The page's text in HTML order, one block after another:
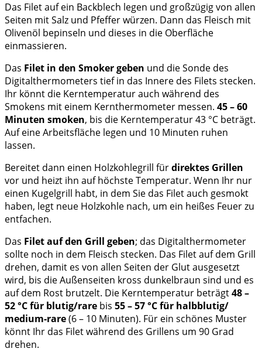
Das Filet auf ein Backblech legen und großzügig von allen
Seiten mit Salz und Pfeffer würzen. Dann das Fleisch mit
Olivenöl bepinseln und dieses in die Oberfläche
einmassieren.
Das Filet in den Smoker geben und die Sonde des
Digitalthermometers tief in das Innere des Filets stecken.
Ihr könnt die Kerntemperatur auch während des
Smokens mit einem Kernthermometer messen. 45 – 60
Minuten smoken, bis die Kerntemperatur 43 °C beträgt.
Auf eine Arbeitsfläche legen und 10 Minuten ruhen
lassen.
Bereitet dann einen Holzkohlegrill fürdirektes Grillen
vor und heizt ihn auf höchste Temperatur. Wenn Ihr nur
einen Kugelgrill habt, in dem Sie das Filet auch gesmokt
haben, legt neue Holzkohle nach, um ein heißes Feuer zu
entfachen.
Das Filet auf den Grill geben; das Digitalthermometer
sollte noch in dem Fleisch stecken. Das Filet auf dem Grill
drehen, damit es von allen Seiten der Glut ausgesetzt
wird, bis die Außenseiten kross dunkelbraun sind und es
auf dem Rost brutzelt. Die Kerntemperatur beträgt48 –
52 °C für blutig/rare bis 55 – 57 °C für halbblutig/
medium-rare(6 – 10 Minuten). Für ein schönes Muster
könnt Ihr das Filet während des Grillens um 90 Grad
drehen.